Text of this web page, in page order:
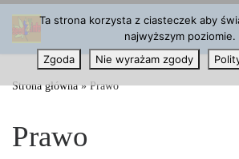
Przejdź do treści
Strona główna » Prawo
Prawo
Ta strona korzysta z ciasteczek aby
najwyższym poziomie.
Zgoda
Nie wyrażam zgody